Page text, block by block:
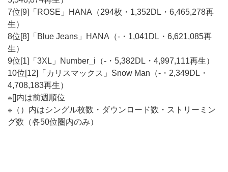
7位[9]「ROSE」HANA（294枚・1,352DL・6,465,278再
生）
8位[8]「Blue Jeans」HANA（-・1,041DL・6,621,085再
生）
9位[1]「3XL」Number_i（-・5,382DL・4,997,111再生）
10位[12]「カリスマックス」Snow Man（-・2,349DL・
4,708,183再生）
※[]内は前週順位
※（）内はシングル枚数・ダウンロード数・ストリーミン
グ数（各50位圏内のみ）